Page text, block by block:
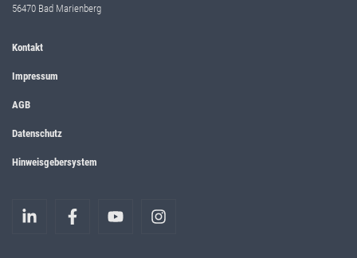
56470 Bad Marienberg
Kontakt
Impressum
AGB
Datenschutz
Hinweisgebersystem